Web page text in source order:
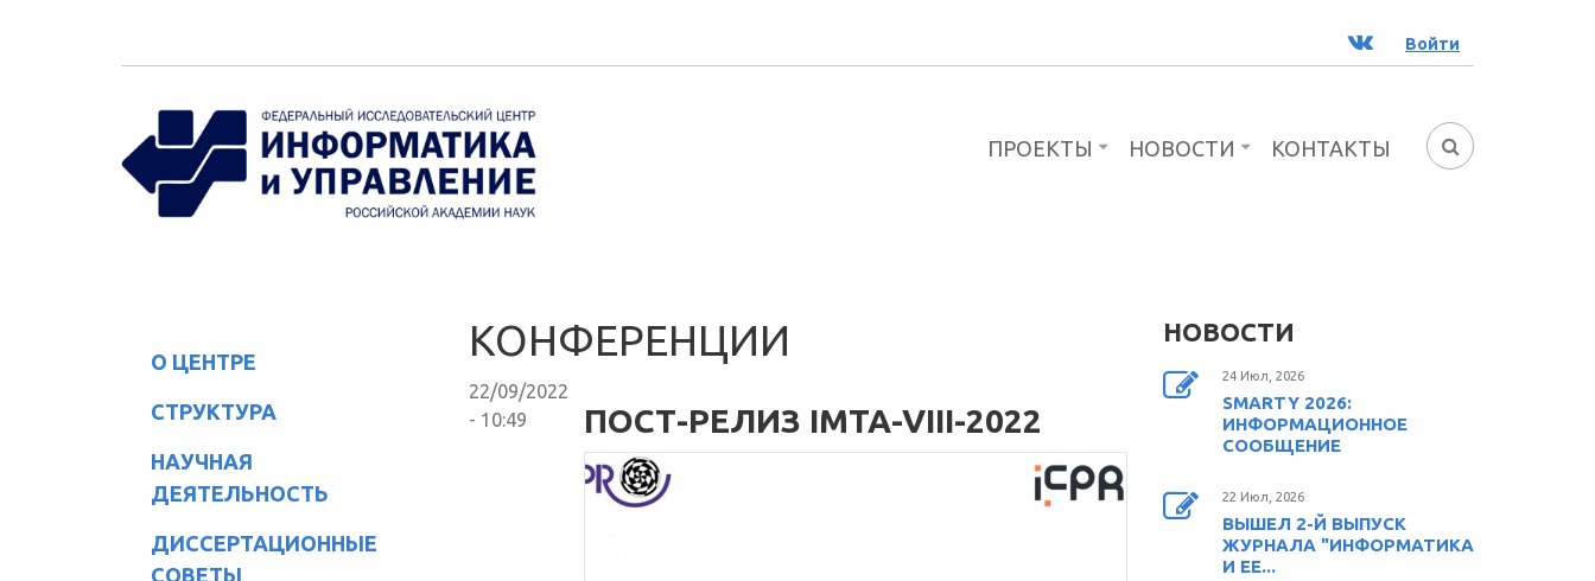
ВК Войти
ФОРМА
ПРОЕКТЫ НОВОСТИ КОНТАКТЫ
О ЦЕНТРЕ
СТРУКТУРА
НАУЧНАЯ
ДЕЯТЕЛЬНОСТЬ
ДИССЕРТАЦИОННЫЕ
СОВЕТЫ
КОНФЕРЕНЦИИ
22/09/2022
- 10:49
ПОСТ-РЕЛИЗ IMTA-VIII-2022
НОВОСТИ
24 Июл, 2026
SMARTY 2026:
ИНФОРМАЦИОННОЕ
СООБЩЕНИЕ
22 Июл, 2026
ВЫШЕЛ 2-Й ВЫПУСК
ЖУРНАЛА "ИНФОРМАТИКА
И ЕЕ...